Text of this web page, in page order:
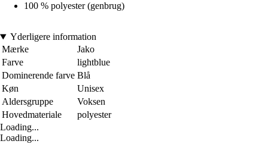
100 % polyester (genbrug)
Yderligere information
Mærke
Jako
Farve
lightblue
Dominerende farve Blå
Køn
Unisex
Aldersgruppe
Voksen
Hovedmateriale
polyester
Loading...
Loading...